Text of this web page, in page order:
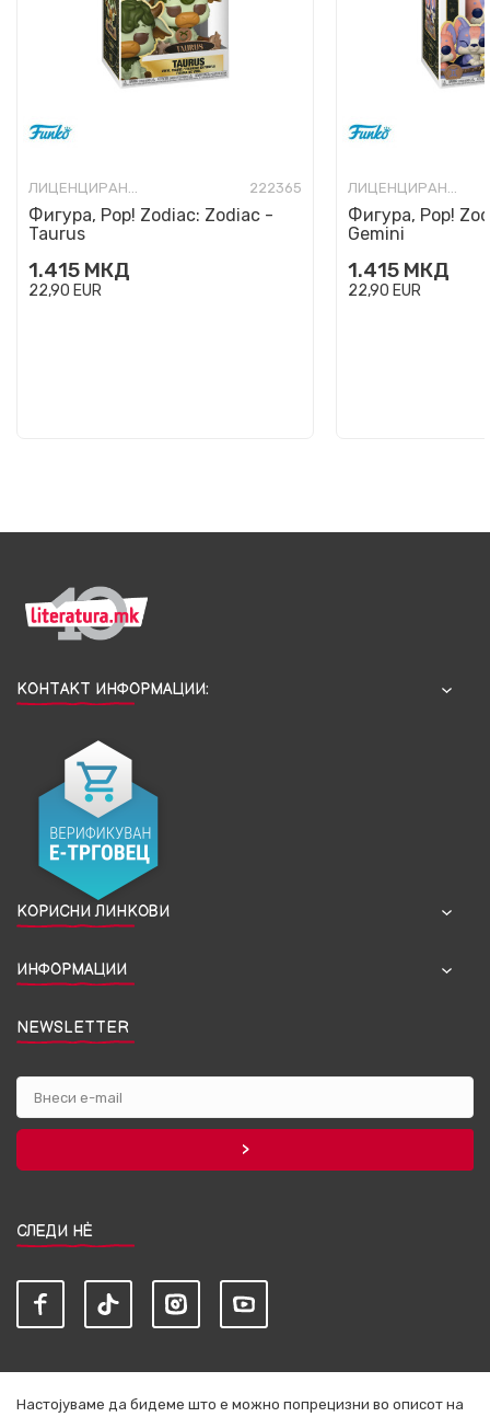
ЛИЦЕНЦИРАНИ ФИГУРИ И СЕТОВИ 222365
Фигура, Pop! Zodiac: Zodiac -
Taurus
1.415 МКД
22,90 EUR
ЛИЦЕНЦИРАНИ ФИГУРИ И СЕТОВИ
Фигура, Pop!
Gemini
1.415 МКД
22,90 EUR
КОНТАКТ ИНФОРМАЦИИ:
КОРИСНИ ЛИНКОВИ
ИНФОРМАЦИИ
NEWSLETTER
СЛЕДИ НЀ
Настојуваме да бидеме што е можно попрецизни во описот на